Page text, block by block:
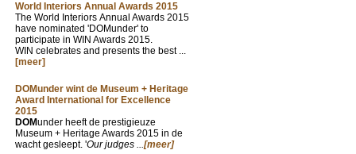
World Interiors Annual Awards 2015
The World Interiors Annual Awards 2015
have nominated 'DOMunder' to
participate in WIN Awards 2015.
WIN celebrates and presents the best ...
[meer]
DOMunder wint de Museum + Heritage
Award International for Excellence
2015
DOMunder heeft de prestigieuze
Museum + Heritage Awards 2015 in de
wacht gesleept. 'Our judges ...[meer]